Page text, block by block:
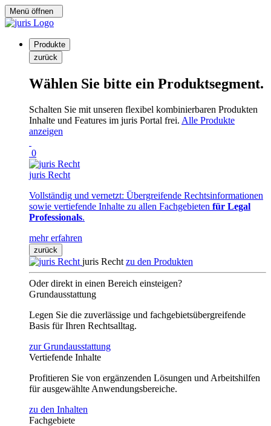
Menü öffnen
Produkte
zurück
Wählen Sie bitte ein Produktsegment.
Schalten Sie mit unseren flexibel kombinierbaren Produkten
Inhalte und Features im juris Portal frei. Alle Produkte
anzeigen
0
juris Recht
Vollständig und vernetzt: Übergreifende Rechtsinformationen
sowie vertiefende Inhalte zu allen Fachgebieten für Legal
Professionals.
mehr erfahren
zurück
juris Recht zu den Produkten
Oder direkt in einen Bereich einsteigen?
Grundausstattung
Legen Sie die zuverlässige und fachgebietsübergreifende
Basis für Ihren Rechtsalltag.
zur Grundausstattung
Vertiefende Inhalte
Profitieren Sie von ergänzenden Lösungen und Arbeitshilfen
für ausgewählte Anwendungsbereiche.
zu den Inhalten
Fachgebiete